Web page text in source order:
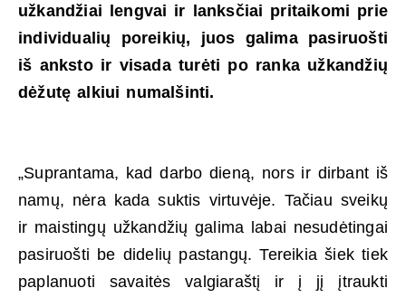
užkandžiai lengvai ir lanksčiai pritaikomi prie
individualių poreikių, juos galima pasiruošti
iš anksto ir visada turėti po ranka užkandžių
dėžutę alkiui numalšinti.
„Suprantama, kad darbo dieną, nors ir dirbant iš
namų, nėra kada suktis virtuvėje. Tačiau sveikų
ir maistingų užkandžių galima labai nesudėtingai
pasiruošti be didelių pastangų. Tereikia šiek tiek
paplanuoti savaitės valgiaraštį ir į jį įtraukti